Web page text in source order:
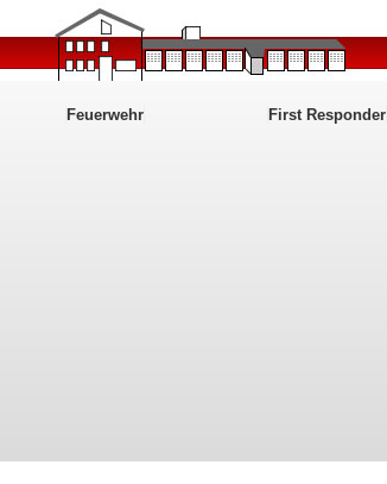
First Responder
Feuerwehr